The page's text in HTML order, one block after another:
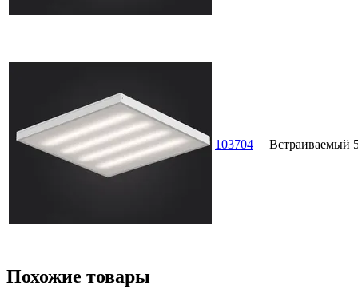
103704 Встраиваемый
Похожие товары